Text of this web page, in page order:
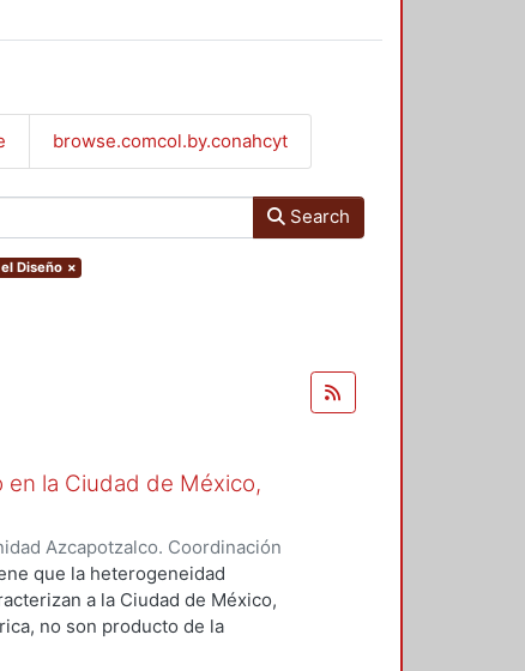
browse.comcol.by.conahcyt
Search
Diseño ×
la Ciudad de México,
Azcapotzalco. Coordinación
Guillermo
que la heterogeneidad
a la Ciudad de México,
no son producto de la